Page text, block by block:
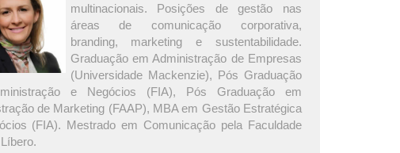
multinacionais. Posições de gestão nas
áreas de comunicação corporativa,
branding, marketing e sustentabilidade.
Graduação em Administração de Empresas
(Universidade Mackenzie), Pós Graduação
e Negócios (FIA), Pós Graduação em
de Marketing (FAAP), MBA em Gestão Estratégica
(FIA). Mestrado em Comunicação pela Faculdade